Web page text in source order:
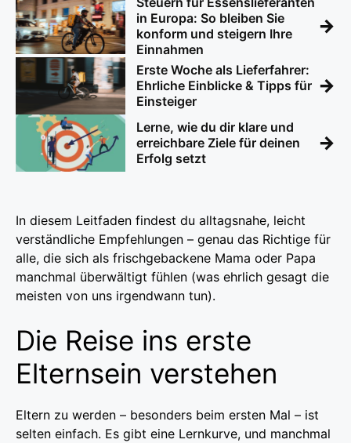
in Europa: So bleiben Sie
konform und steigern Ihre
Einnahmen
→
Erste Woche als Lieferfahrer:
Ehrliche Einblicke & Tipps für
Einsteiger
→
Lerne, wie du dir klare und
erreichbare Ziele für deinen
Erfolg setzt
→
In diesem Leitfaden findest du alltagsnahe, leicht
verständliche Empfehlungen – genau das Richtige für
alle, die sich als frischgebackene Mama oder Papa
manchmal überwältigt fühlen (was ehrlich gesagt die
meisten von uns irgendwann tun).
Die Reise ins erste
Elternsein verstehen
Eltern zu werden – besonders beim ersten Mal – ist
selten einfach. Es gibt eine Lernkurve, und manchmal